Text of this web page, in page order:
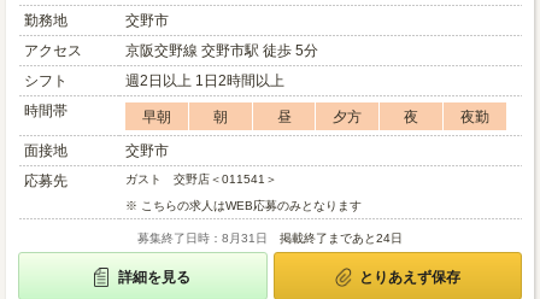
勤務地
交野市
アクセス
京阪交野線 交野市駅 徒歩 5分
シフト
週2日以上 1日2時間以上
時間帯
早朝 朝 昼 夕方 夜
夜勤
面接地
交野市
応募先
ガスト 交野店＜011541＞
※ こちらの求人はWEB応募のみとなります
募集終了日時：8月31日 掲載終了まであと24日
詳細を見る とりあえず保存